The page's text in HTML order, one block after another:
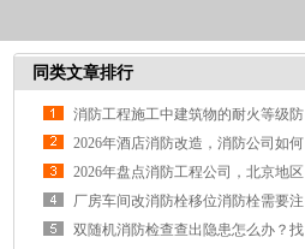
同类文章排行
消防工程施工中建筑物的耐火等级防
火分区、防火间距及疏散出口知识点
2026年酒店消防改造，消防公司如何
选
2026年盘点消防工程公司，北京地区
哪家比较靠谱
厂房车间改消防栓移位消防栓需要注
意哪些事项
双随机消防检查查出隐患怎么办？找